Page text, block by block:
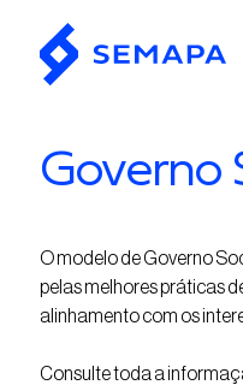
O modelo de Governo
pelas melhores práticas
alinhamento com os
Consulte toda a
Governo